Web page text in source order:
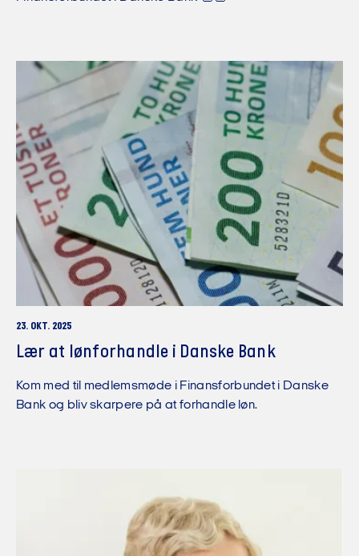
23. OKT. 2025
Lær at lønforhandle i Danske Bank
Kom med til medlemsmøde i Finansforbundet i Danske
Bank og bliv skarpere på at forhandle løn.